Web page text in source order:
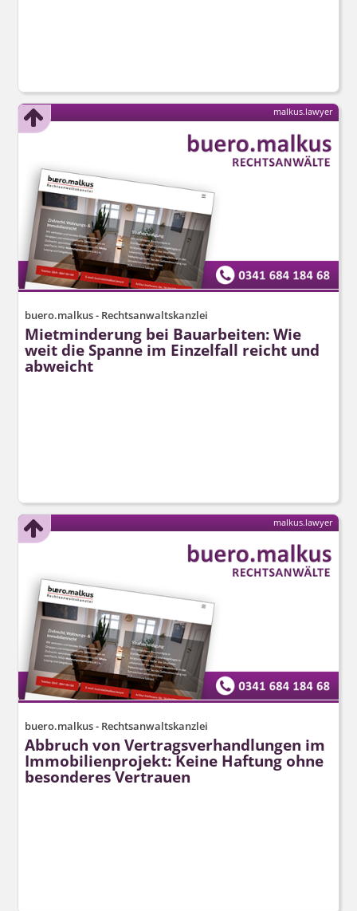
buero.malkus - Rechtsanwaltskanzlei
Mietminderung bei Bauarbeiten: Wie
weit die Spanne im Einzelfall reicht und
abweicht
malkus.lawyer
buero.malkus - Rechtsanwaltskanzlei
Abbruch von Vertragsver­handlungen im
Immobilienprojekt: Keine Haftung ohne
besonderes Vertrauen
malkus.lawyer